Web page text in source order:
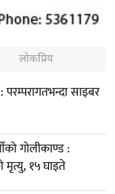
लोकप्रिय
साइबर
गोलीकाण्ड :
१५ घाइते